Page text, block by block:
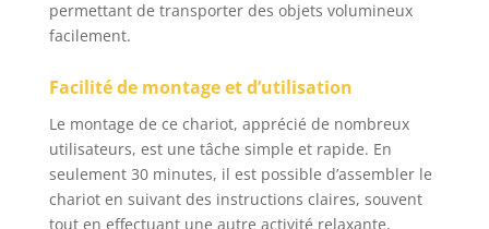
de première qualité et
chariot de jardin est
brouette délicate sur
un terrain accidenté et
vallonné Pneus
Antibruit: La capacité
de charge, l'absorption
permettant de transporter des objets volumineux
facilement.
Facilité de montage et d’utilisation
Le montage de ce chariot, apprécié de nombreux
utilisateurs, est une tâche simple et rapide. En
seulement 30 minutes, il est possible d’assembler le
chariot en suivant des instructions claires, souvent
tout en effectuant une autre activité relaxante,